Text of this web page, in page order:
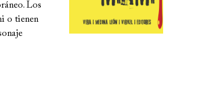
Los
o tienen